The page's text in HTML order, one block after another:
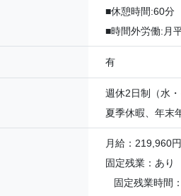
■休憩時間:60分
■時間外労働:月
有
週休2日制（水
夏季休暇、年末
月給：219,960
固定残業：あり
固定残業時間